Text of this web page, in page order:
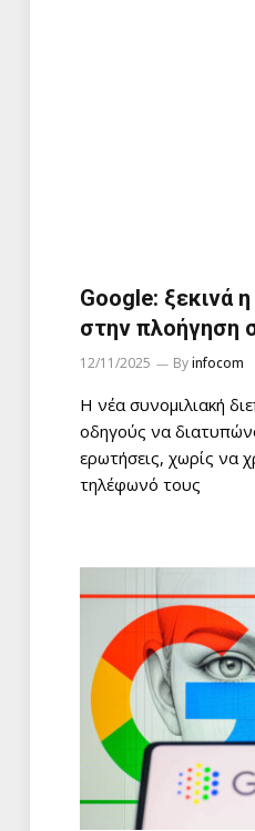
Google: ξεκινά
στην πλοήγηση
12/11/2025 Byinfocom
Η νέα συνομιλιακή
οδηγούς να
ερωτήσεις, χωρίς να
τηλέφωνό τους